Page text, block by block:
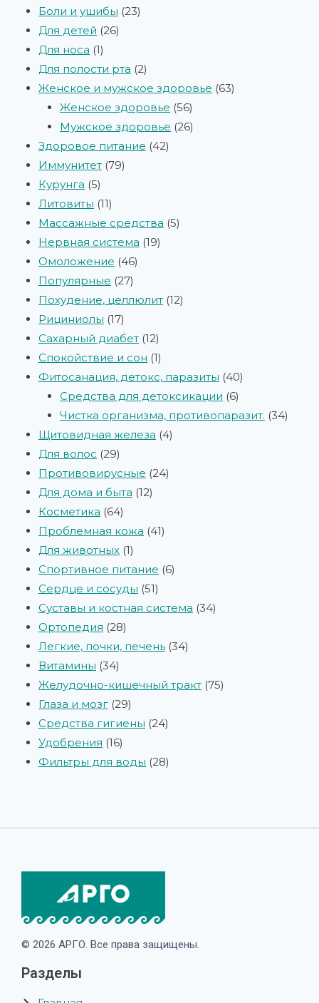
Боли и ушибы 23
Для детей 26
Для носа 1
Для полости рта 2
Женское и мужское здоровье 63
Женское здоровье 56
Мужское здоровье 26
Здоровое питание 42
Иммунитет 79
Курунга 5
Литовиты 11
Массажные средства 5
Нервная система 19
Омоложение 46
Популярные 27
Похудение, целлюлит 12
Рициниолы 17
Сахарный диабет 12
Спокойствие и сон 1
Фитосанация, детокс, паразиты 40
Средства для детоксикации 6
Чистка организма, противопаразит. 34
Щитовидная железа 4
Для волос 29
Противовирусные 24
Для дома и быта 12
Косметика 64
Проблемная кожа 41
Для животных 1
Спортивное питание 6
Сердце и сосуды 51
Суставы и костная система 34
Ортопедия 28
Легкие, почки, печень 34
Витамины 34
Желудочно-кишечный тракт 75
Глаза и мозг 29
Средства гигиены 24
Удобрения 16
Фильтры для воды 28
© 2026 АРГО. Все права защищены.
Разделы